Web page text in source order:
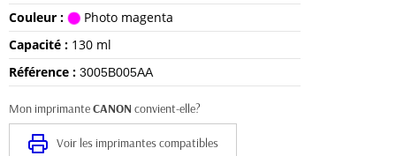
Couleur :
Photo magenta
Capacité : 130 ml
Référence : 3005B005AA
Mon imprimanteCANON convient-elle?
Voir les imprimantes compatibles